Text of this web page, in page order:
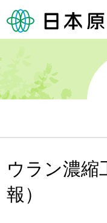
ウラン濃縮
報）